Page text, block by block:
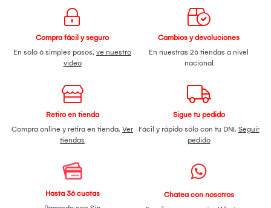
Compra fácil y seguro
En solo 6 simples pasos, ve nuestro
video
Cambios y devoluciones
En nuestras 26 tiendas a nivel
nacional
Retiro en tienda
Compra online y retira en tienda. Ver
tiendas
Sigue tu pedido
Fácil y rápido sólo con tu DNI. Seguir
pedido
Hasta 36 cuotas
Chatea con nosotros